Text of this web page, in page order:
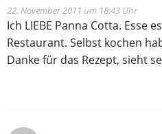
22. November 2011 um 18:43 Uhr
Ich LIEBE Panna Cotta. Esse
Restaurant. Selbst kochen
Danke für das Rezept, sieht